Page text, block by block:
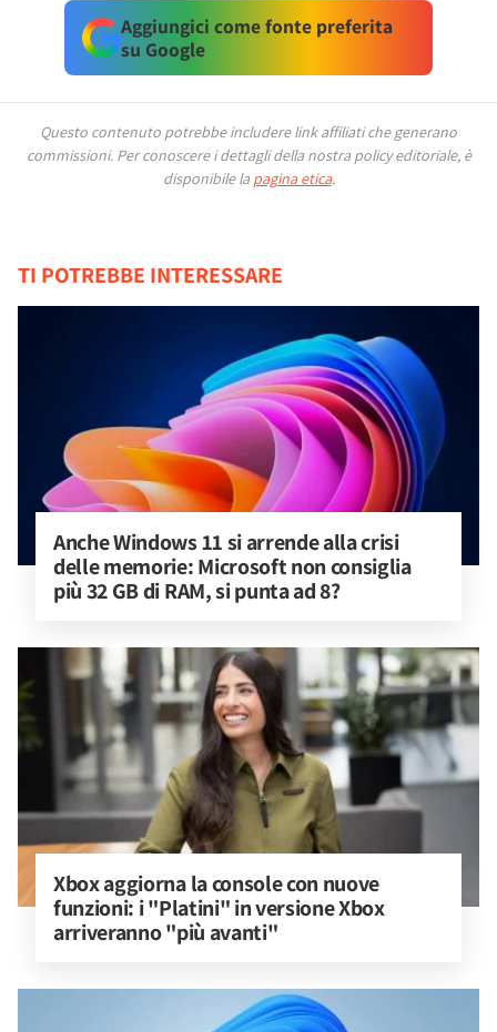
Aggiungici come fonte preferita
su Google
Questo contenuto potrebbe includere link affiliati che generano
commissioni. Per conoscere i dettagli della nostra policy editoriale, è
disponibile la pagina etica.
TI POTREBBE INTERESSARE
Anche Windows 11 si arrende alla crisi
delle memorie: Microsoft non consiglia
più 32 GB di RAM, si punta ad 8?
Xbox aggiorna la console con nuove
funzioni: i "Platini" in versione Xbox
arriveranno "più avanti"